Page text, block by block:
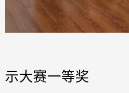
广东省
示大赛一等奖